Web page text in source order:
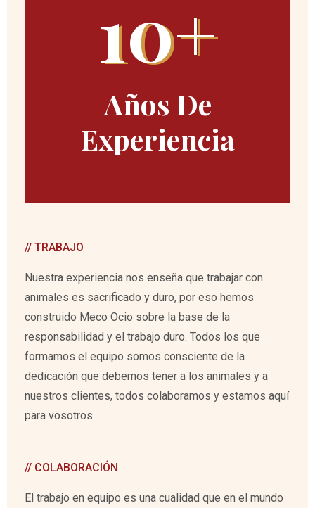
10+
Años De
Experiencia
// TRABAJO
Nuestra experiencia nos enseña que trabajar con
animales es sacrificado y duro, por eso hemos
construido Meco Ocio sobre la base de la
responsabilidad y el trabajo duro. Todos los que
formamos el equipo somos consciente de la
dedicación que debemos tener a los animales y a
nuestros clientes, todos colaboramos y estamos aquí
para vosotros.
// COLABORACIÓN
El trabajo en equipo es una cualidad que en el mundo